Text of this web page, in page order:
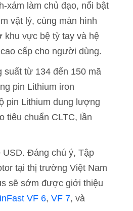
xám làm chủ đạo, nổi bật
vật lý, cùng màn hình
khu vực bệ tỳ tay và hệ
cấp cho người dùng.
suất từ 134 đến 150 mã
pin Lithium iron
pin Lithium dung lượng
tiêu chuẩn CLTC, lần
Đáng chú ý, Tập
tại thị trường Việt Nam
sẽ sớm được giới thiệu
VF 6, VF 7, và